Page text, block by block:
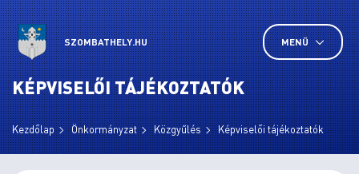
SZOMBATHELY.HU MENÜ
KÉPVISELŐI TÁJÉKOZTATÓK
Kezdőlap Önkormányzat Közgyűlés Képviselői tájékoztatók